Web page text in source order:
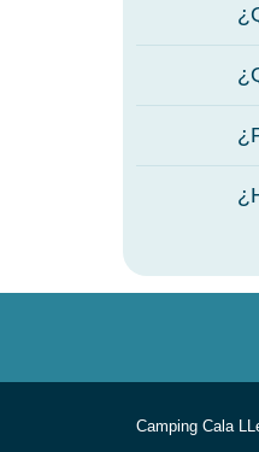
Camping Cala